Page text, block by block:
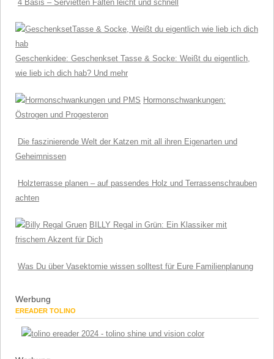
4 Basis – Servietten Falten leicht und schnell
Geschenkidee: Geschenkset Tasse & Socke: Weißt du eigentlich,
wie lieb ich dich hab? Und mehr
Hormonschwankungen:
Östrogen und Progesteron
Die faszinierende Welt der Katzen mit all ihren Eigenarten und
Geheimnissen
Holzterrasse planen – auf passendes Holz und Terrassenschrauben
achten
BILLY Regal in Grün: Ein Klassiker mit
frischem Akzent für Dich
Was Du über Vasektomie wissen solltest für Eure Familienplanung
Werbung
EREADER TOLINO